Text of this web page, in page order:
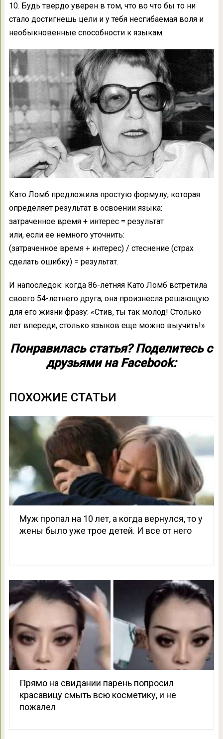
10. Будь твердо уверен в том, что во что бы то ни
стало достигнешь цели и у тебя несгибаемая воля и
необыкновенные способности к языкам.
Като Ломб предложила простую формулу, которая
определяет результат в освоении языка:
затраченное время + интерес = результат
или, если ее немного уточнить:
(затраченное время + интерес) / стеснение (страх
сделать ошибку) = результат.
И напоследок: когда 86-летняя Като Ломб встретила
своего 54-летнего друга, она произнесла решающую
для его жизни фразу: «Стив, ты так молод! Столько
лет впереди, столько языков еще можно выучить!»
Понравилась статья? Поделитесь с
друзьями на Facebook:
ПОХОЖИЕ СТАТЬИ
Муж пропал на 10 лет, а когда вернулся, то у
жены было уже трое детей. И все от него
Прямо на свидании парень попросил
красавицу смыть всю косметику, и не
пожалел